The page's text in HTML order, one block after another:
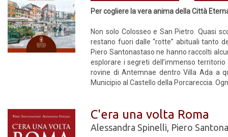
Per cogliere la vera anima della Città
Non solo Colosseo e San Pietro. Quasi
restano fuori dalle “rotte” abituali tanto
Piero Santonastaso ne hanno raccolti
esplorare i segreti dell’immenso
rovine di Antemnae dentro Villa Ada a
Municipio al Castello della Porcareccia.
C'era una volta Roma
Alessandra Spinelli Piero